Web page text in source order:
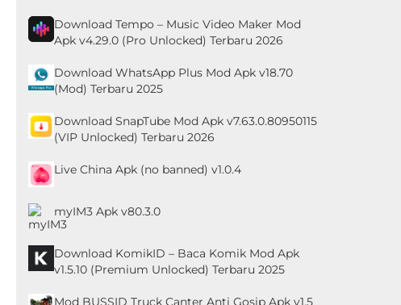
Download Tempo – Music Video Maker Mod
Apk v4.29.0 (Pro Unlocked) Terbaru 2026
Download WhatsApp Plus Mod Apk v18.70
(Mod) Terbaru 2025
Download SnapTube Mod Apk v7.63.0.80950115
(VIP Unlocked) Terbaru 2026
Live China Apk (no banned) v1.0.4
myIM3 Apk v80.3.0
Download KomikID – Baca Komik Mod Apk
v1.5.10 (Premium Unlocked) Terbaru 2025
Mod BUSSID Truck Canter Anti Gosip Apk v1.5